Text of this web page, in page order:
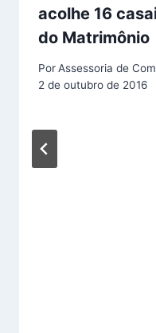
acolhe 16
do Matrimônio
PorAssessoria de
2 de outubro de 2016